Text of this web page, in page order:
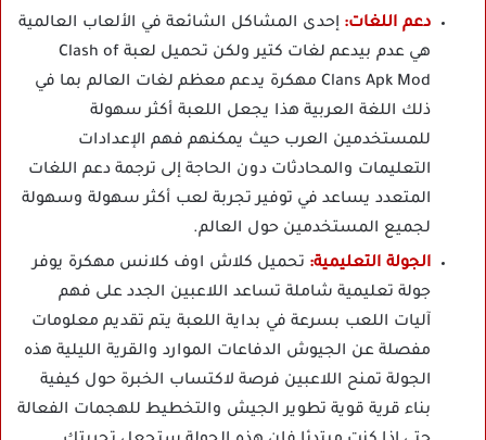
دعم اللغات: إحدى المشاكل الشائعة في الألعاب العالمية
هي عدم بيدعم لغات كتير ولكن تحميل لعبة Clash of
Clans Apk Mod مهكرة يدعم معظم لغات العالم بما في
ذلك اللغة العربية هذا يجعل اللعبة أكثر سهولة
للمستخدمين العرب حيث يمكنهم فهم الإعدادات
التعليمات والمحادثات دون الحاجة إلى ترجمة دعم اللغات
المتعدد يساعد في توفير تجربة لعب أكثر سهولة وسهولة
لجميع المستخدمين حول العالم.
الجولة التعليمية: تحميل كلاش اوف كلانس مهكرة يوفر
جولة تعليمية شاملة تساعد اللاعبين الجدد على فهم
آليات اللعب بسرعة في بداية اللعبة يتم تقديم معلومات
مفصلة عن الجيوش الدفاعات الموارد والقرية الليلية هذه
الجولة تمنح اللاعبين فرصة لاكتساب الخبرة حول كيفية
بناء قرية قوية تطوير الجيش والتخطيط للهجمات الفعالة